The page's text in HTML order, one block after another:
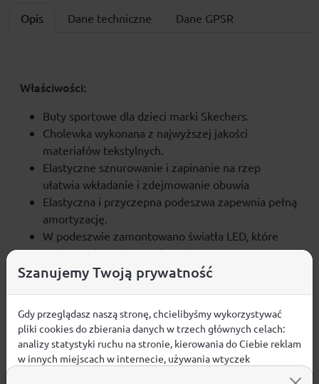
Opis Dane techniczne Dane GPSR
Właściwości:
Buty sportowe dla dzieci marki Skechers.
Cholewka wykonana z najwyższej jakości
materiałów tekstylnych.
Elastyczne sznurowanie i zapinanie na rzep
ułatwia wkładanie i zdejmowanie obuwia
Elastyczna i przyczepna podeszwa zapewnia pełną
amortyzację.
W podeszwie zamontowano światła LED, które
można wyłączyć na pasku od rzepu.
Opinie
ŚREDNIA OCENA:
Szanujemy Twoją prywatność
Gdy przeglądasz naszą stronę, chcielibyśmy wykorzystywać
pliki cookies do zbierania danych w trzech głównych celach:
analizy statystyki ruchu na stronie, kierowania do Ciebie reklam
w innych miejscach w internecie, używania wtyczek